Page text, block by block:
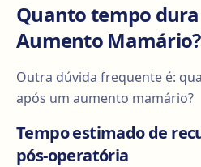
Quanto tempo
Aumento Mamário?
Outra dúvida frequente é:
após um aumento mamário?
Tempo estimado de
pós-operatória